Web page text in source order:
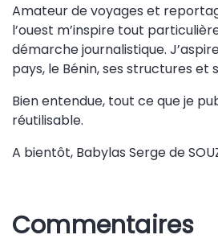
Amateur de voyages et
l’ouest m’inspire tout
démarche journalistique.
pays, le Bénin, ses structures et
Bien entendue, tout ce que je
réutilisable.
A bientôt, Babylas Serge de
Commentaires